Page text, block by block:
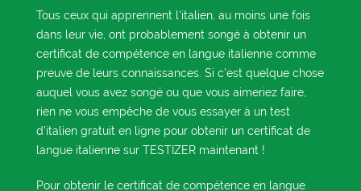
Tous ceux qui apprennent l'italien, au moins une fois
dans leur vie, ont probablement songé à obtenir un
certificat de compétence en langue italienne comme
preuve de leurs connaissances. Si c'est quelque chose
auquel vous avez songé ou que vous aimeriez faire,
rien ne vous empêche de vous essayer à un test
d'italien gratuit en ligne pour obtenir un certificat de
langue italienne sur TESTIZER maintenant !
Pour obtenir le certificat de compétence en langue